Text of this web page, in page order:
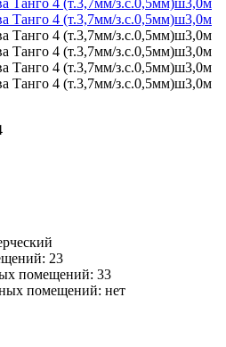
23
помещений: 33
помещений: нет